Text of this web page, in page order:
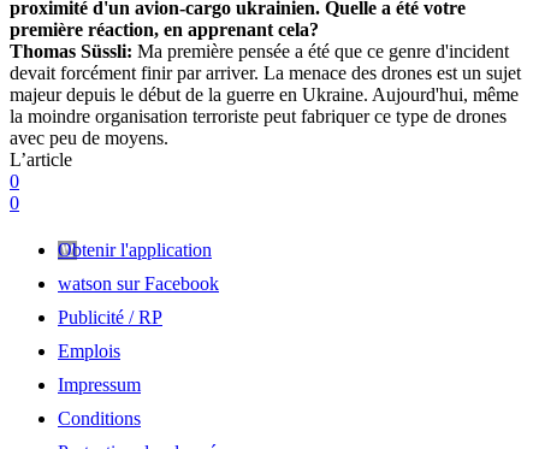
proximité d'un avion-cargo ukrainien. Quelle a été votre
première réaction, en apprenant cela?
Thomas Süssli: Ma première pensée a été que ce genre d'incident
devait forcément finir par arriver. La menace des drones est un sujet
majeur depuis le début de la guerre en Ukraine. Aujourd'hui, même
la moindre organisation terroriste peut fabriquer ce type de drones
avec peu de moyens.
L’article
0
0
Obtenir l'application
watson sur Facebook
Publicité / RP
Emplois
Impressum
Conditions